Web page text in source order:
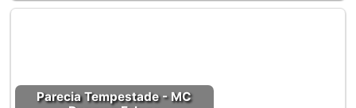
Parecia Tempestade - MC